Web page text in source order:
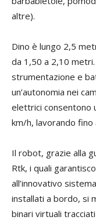
altre).
Dino è lungo 2,5
da 1,50 a 2,10
strumentazione e
un’autonomia nei
elettrici consentono
km/h, lavorando fino
Il robot, grazie alla
Rtk, i quali
all’innovativo
installati a bordo, si
binari virtuali